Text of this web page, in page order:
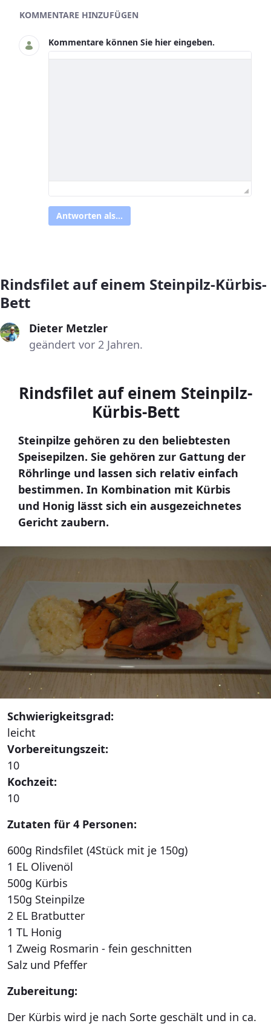
Asset-Herausgeber
KOMMENTARE HINZUFÜGEN
Kommentare können Sie hier eingeben.
Antworten als...
Rindsfilet auf einem Steinpilz-Kürbis-
Bett
Dieter Metzler
geändert vor 2 Jahren.
Rindsfilet auf einem Steinpilz-
Kürbis-Bett
Steinpilze gehören zu den beliebtesten
Speisepilzen. Sie gehören zur Gattung der
Röhrlinge und lassen sich relativ einfach
bestimmen. In Kombination mit Kürbis
und Honig lässt sich ein ausgezeichnetes
Gericht zaubern.
Schwierigkeitsgrad:
leicht
Vorbereitungszeit:
10
Kochzeit:
10
Zutaten für 4 Personen:
600g Rindsfilet (4Stück mit je 150g)
1 EL Olivenöl
500g Kürbis
150g Steinpilze
2 EL Bratbutter
1 TL Honig
1 Zweig Rosmarin - fein geschnitten
Salz und Pfeffer
Zubereitung:
Der Kürbis wird je nach Sorte geschält und in ca.